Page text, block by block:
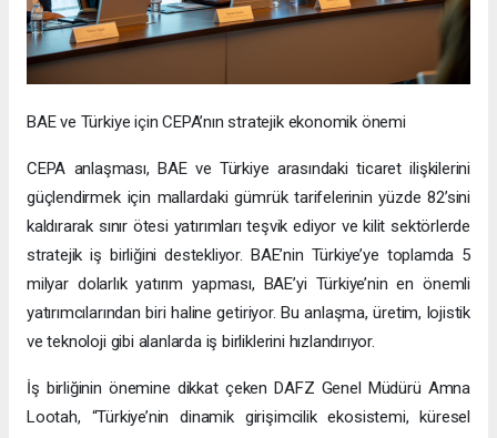
BAE ve Türkiye için CEPA’nın stratejik ekonomik önemi
CEPA anlaşması, BAE ve Türkiye arasındaki ticaret ilişkilerini
güçlendirmek için mallardaki gümrük tarifelerinin yüzde 82’sini
kaldırarak sınır ötesi yatırımları teşvik ediyor ve kilit sektörlerde
stratejik iş birliğini destekliyor. BAE’nin Türkiye’ye toplamda 5
milyar dolarlık yatırım yapması, BAE’yi Türkiye’nin en önemli
yatırımcılarından biri haline getiriyor. Bu anlaşma, üretim, lojistik
ve teknoloji gibi alanlarda iş birliklerini hızlandırıyor.
İş birliğinin önemine dikkat çeken DAFZ Genel Müdürü Amna
Lootah, “Türkiye’nin dinamik girişimcilik ekosistemi, küresel